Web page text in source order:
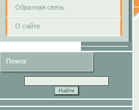
Обратная связь
О сайте
Поиск